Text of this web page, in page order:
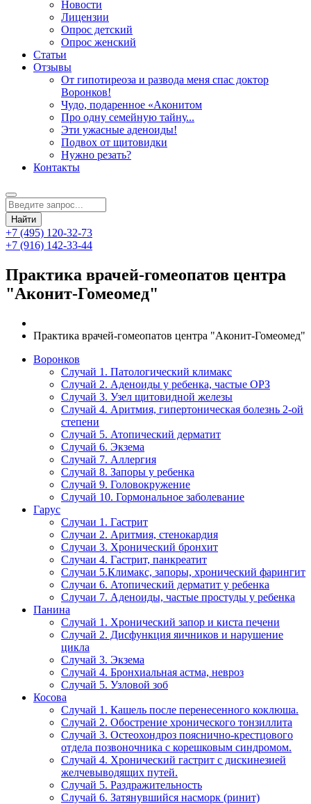
Новости
Лицензии
Опрос детский
Опрос женский
Статьи
Отзывы
От гипотиреоза и развода меня спас доктор
Воронков!
Чудо, подаренное «Аконитом
Про одну семейную тайну...
Эти ужасные аденоиды!
Подвох от щитовидки
Нужно резать?
Контакты
+7 (495) 120-32-73
+7 (916) 142-33-44
Практика врачей-гомеопатов центра
"Аконит-Гомеомед"
Практика врачей-гомеопатов центра "Аконит-Гомеомед"
Воронков
Случай 1. Патологический климакс
Случай 2. Аденоиды у ребенка, частые ОРЗ
Случай 3. Узел щитовидной железы
Случай 4. Аритмия, гипертоническая болезнь 2-ой
степени
Случай 5. Атопический дерматит
Случай 6. Экзема
Случай 7. Аллергия
Случай 8. Запоры у ребенка
Случай 9. Головокружение
Случай 10. Гормональное заболевание
Гарус
Случаи 1. Гастрит
Случаи 2. Аритмия, стенокардия
Случаи 3. Хронический бронхит
Случаи 4. Гастрит, панкреатит
Случаи 5.Климакс, запоры, хронический фарингит
Случаи 6. Атопический дерматит у ребенка
Случаи 7. Аденоиды, частые простуды у ребенка
Панина
Случай 1. Хронический запор и киста печени
Случай 2. Дисфункция яичников и нарушение
цикла
Случай 3. Экзема
Случай 4. Бронхиальная астма, невроз
Случай 5. Узловой зоб
Косова
Случай 1. Кашель после перенесенного коклюша.
Случай 2. Обострение хронического тонзиллита
Случай 3. Остеохондроз пояснично-крестцового
отдела позвоночника с корешковым синдромом.
Случай 4. Хронический гастрит с дискинезией
желчевыводящих путей.
Случай 5. Раздражительность
Случай 6. Затянувшийся насморк (ринит)